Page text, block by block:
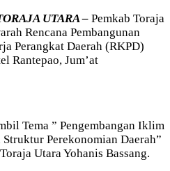
UTARA – Pemkab Toraja
Rencana Pembangunan
Perangkat Daerah (RKPD)
Rantepao, Jum’at
Tema ” Pengembangan Iklim
Perekonomian Daerah”
Utara Yohanis Bassang.